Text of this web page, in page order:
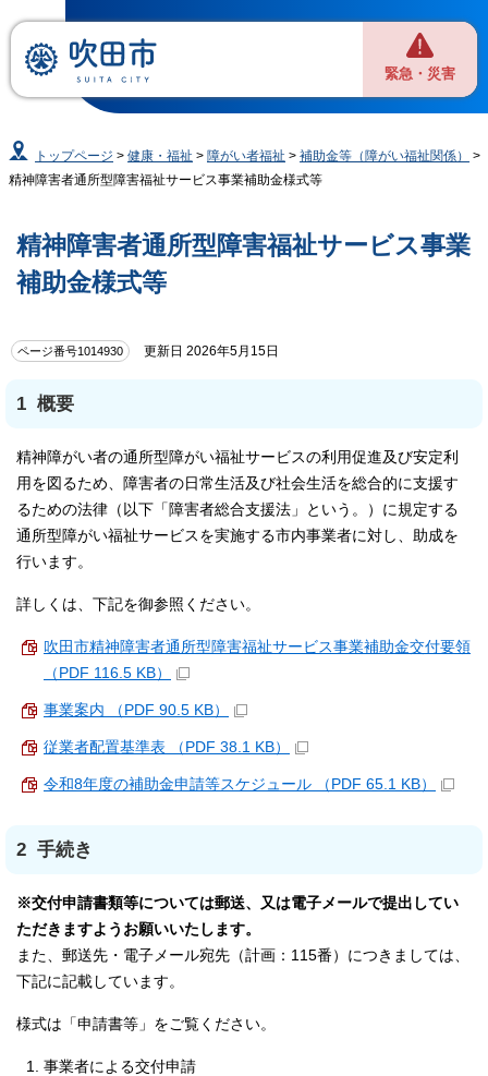
緊急・災害
トップページ >健康・福祉 > 障がい者福祉 >補助金等（障がい福祉関係）
>
精神障害者通所型障害福祉サービス事業補助金様式等
精神障害者通所型障害福祉サービス事業
補助金様式等
ページ番号1014930 更新日 2026年5月15日
1 概要
精神障がい者の通所型障がい福祉サービスの利用促進及び安定利
用を図るため、障害者の日常生活及び社会生活を総合的に支援す
るための法律（以下「障害者総合支援法」という。）に規定する
通所型障がい福祉サービスを実施する市内事業者に対し、助成を
行います。
詳しくは、下記を御参照ください。
吹田市精神障害者通所型障害福祉サービス事業補助金交付要領
（PDF 116.5 KB）
事業案内 （PDF 90.5 KB）
従業者配置基準表 （PDF 38.1 KB）
令和8年度の補助金申請等スケジュール （PDF 65.1 KB）
2 手続き
※交付申請書類等については郵送、又は電子メールで提出してい
ただきますようお願いいたします。
また、郵送先・電子メール宛先（計画：115番）につきましては、
下記に記載しています。
様式は「申請書等」をご覧ください。
事業者による交付申請